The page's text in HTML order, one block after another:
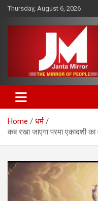
Skip
content
Thursday, August 6, 2026
Janta Mirror
Home
धर्म
कब रखा जाएगा परमा एकादशी